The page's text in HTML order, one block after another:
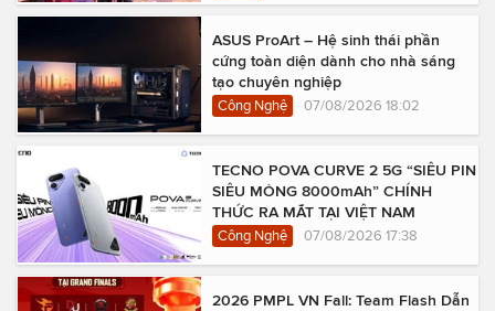
ASUS ProArt – Hệ sinh thái phần
cứng toàn diện dành cho nhà sáng
tạo chuyên nghiệp
Công Nghệ 07/08/2026 18:02
TECNO POVA CURVE 2 5G “SIÊU PIN
SIÊU MỎNG 8000mAh” CHÍNH
THỨC RA MẮT TẠI VIỆT NAM
Công Nghệ 07/08/2026 17:38
2026 PMPL VN Fall: Team Flash Dẫn